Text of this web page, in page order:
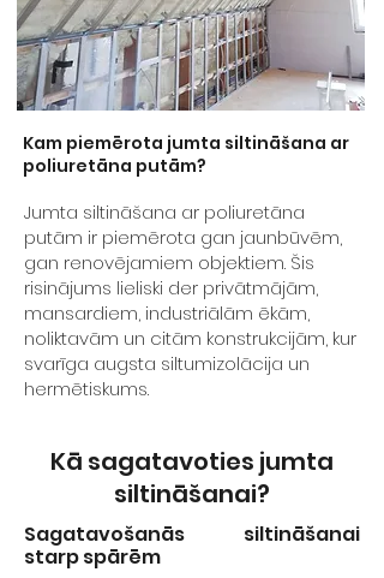
Kam piemērota jumta siltināšana ar
poliuretāna putām?
Jumta siltināšana ar poliuretāna
putām ir piemērota gan jaunbūvēm,
gan renovējamiem objektiem. Šis
risinājums lieliski der privātmājām,
mansardiem, industriālām ēkām,
noliktavām un citām konstrukcijām, kur
svarīga augsta siltumizolācija un
hermētiskums.
Kā sagatavoties jumta
siltināšanai?
Sagatavošanās siltināšanai
starp spārēm